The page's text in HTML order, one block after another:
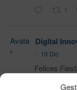
1
Avata
r
Digital
·
19 Dic
Felices